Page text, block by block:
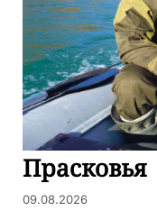
Прасковья
09.08.2026